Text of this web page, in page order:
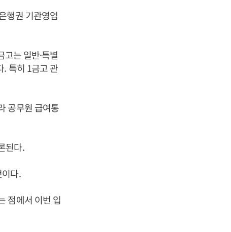
행권 기관영업
는 일반·특별
. 특히 1금고 관
공무원 급여통
된다.
다.
점에서 이번 입